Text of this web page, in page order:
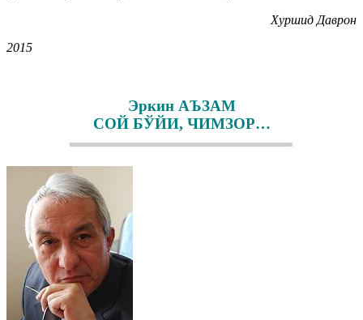
Хуршид Даврон
2015
Эркин АЪЗАМ
СОЙ БЎЙИ, ЧИМЗОР…